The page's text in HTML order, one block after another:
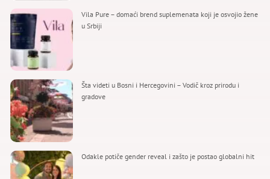
Vila Pure – domaći brend suplemenata koji je osvojio žene
u Srbiji
Šta videti u Bosni i Hercegovini – Vodič kroz prirodu i
gradove
Odakle potiče gender reveal i zašto je postao globalni hit